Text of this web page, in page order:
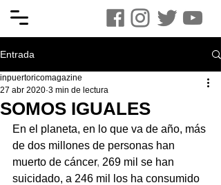
Entrada
SOMOS IGUALES
inpuertoricomagazine
27 abr 2020 3 min de lectura
En el planeta, en lo que va de año, más
de dos millones de personas han
muerto de cáncer, 269 mil se han
suicidado, a 246 mil los ha consumido